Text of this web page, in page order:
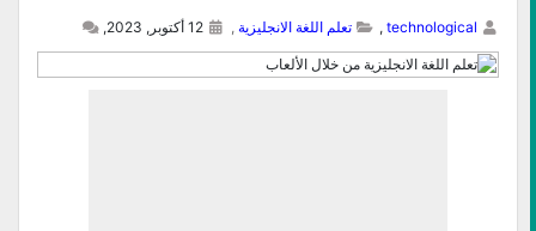
technological
, تعلم اللغة الانجليزية ,